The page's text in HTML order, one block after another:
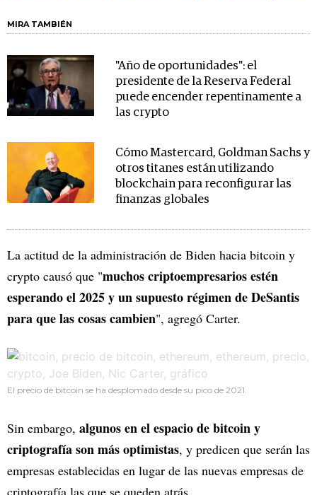
MIRA TAMBIÉN
"Año de oportunidades": el
presidente de la Reserva Federal
puede encender repentinamente a
las crypto
Cómo Mastercard, Goldman Sachs y
otros titanes están utilizando
blockchain para reconfigurar las
finanzas globales
La actitud de la administración de Biden hacia bitcoin y
crypto causó que "muchos criptoempresarios estén
esperando el 2025 y un supuesto régimen de DeSantis
para que las cosas cambien", agregó Carter.
El precio de bitcoin se ha desplomado desde su pico de 2021.
Sin embargo, algunos en el espacio de bitcoin y
criptografía son más optimistas, y predicen que serán las
empresas establecidas en lugar de las nuevas empresas de
criptografía las que se queden atrás.